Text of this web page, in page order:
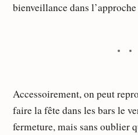
bienveillance dans
Accessoirement, on peut
faire la fête dans les bars le
fermeture, mais sans oublier